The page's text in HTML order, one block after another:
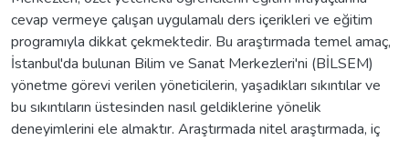
cevap vermeye çalışan uygulamalı ders içerikleri ve eğitim
programıyla dikkat çekmektedir. Bu araştırmada temel amaç,
İstanbul'da bulunan Bilim ve Sanat Merkezleri'ni (BİLSEM)
yönetme görevi verilen yöneticilerin, yaşadıkları sıkıntılar ve
bu sıkıntıların üstesinden nasıl geldiklerine yönelik
deneyimlerini ele almaktır. Araştırmada nitel araştırmada, iç